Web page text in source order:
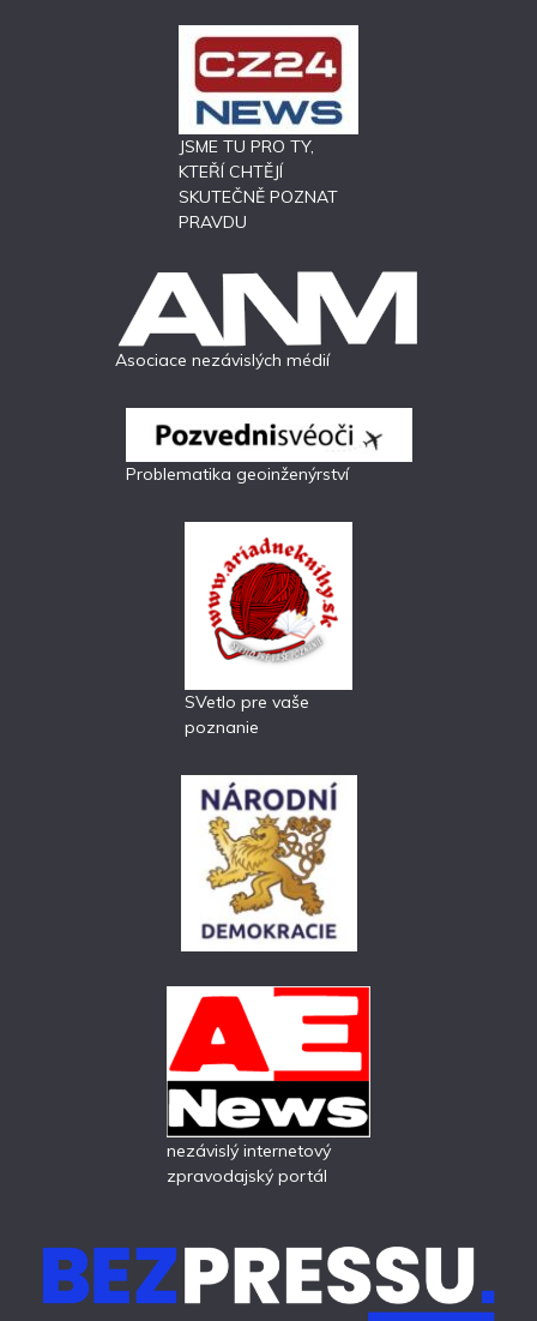
JSME TU PRO TY,
KTEŘÍ CHTĚJÍ
SKUTEČNĚ POZNAT
PRAVDU
Asociace nezávislých médií
Problematika geoinženýrství
SVetlo pre vaše
poznanie
nezávislý internetový
zpravodajský portál